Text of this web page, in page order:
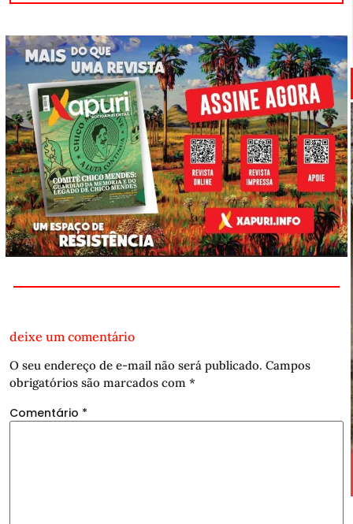
deixe um comentário
O seu endereço de e-mail não será publicado. Campos
obrigatórios são marcados com *
Comentário *